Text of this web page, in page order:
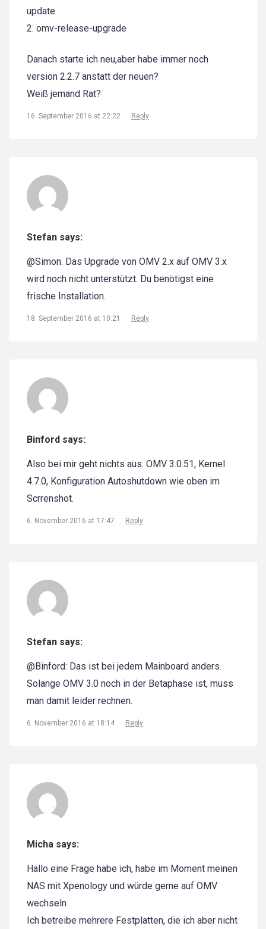
update
2. omv-release-upgrade
Danach starte ich neu,aber habe immer noch
version 2.2.7 anstatt der neuen?
Weiß jemand Rat?
16. September 2016 at 22:22 Reply
Stefan says:
@Simon: Das Upgrade von OMV 2.x auf OMV 3.x
wird noch nicht unterstützt. Du benötigst eine
frische Installation.
18. September 2016 at 10:21 Reply
Binford says:
Also bei mir geht nichts aus. OMV 3.0.51, Kernel
4.7.0, Konfiguration Autoshutdown wie oben im
Scrrenshot.
6. November 2016 at 17:47 Reply
Stefan says:
@Binford: Das ist bei jedem Mainboard anders.
Solange OMV 3.0 noch in der Betaphase ist, muss
man damit leider rechnen.
6. November 2016 at 18:14 Reply
Micha says:
Hallo eine Frage habe ich, habe im Moment meinen
NAS mit Xpenology und würde gerne auf OMV
wechseln
Ich betreibe mehrere Festplatten, die ich aber nicht